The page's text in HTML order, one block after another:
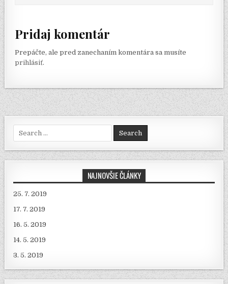
Pridaj komentár
Prepáčte, ale pred zanechaním komentára sa musíte
prihlásiť.
Search for:
NAJNOVŠIE ČLÁNKY
25. 7. 2019
17. 7. 2019
16. 5. 2019
14. 5. 2019
3. 5. 2019